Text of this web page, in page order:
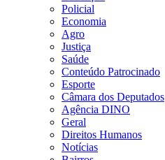
Policial
Economia
Agro
Justiça
Saúde
Conteúdo Patrocinado
Esporte
Câmara dos Deputados
Agência DINO
Geral
Direitos Humanos
Notícias